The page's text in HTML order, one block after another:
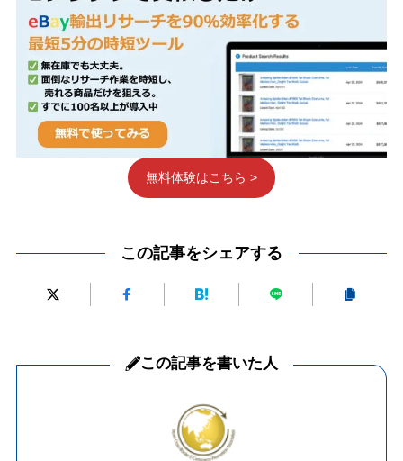
無料体験はこちら >
この記事をシェアする
この記事を書いた人